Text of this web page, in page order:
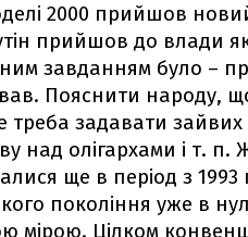
2000 прийшов
прийшов до влади як
завданням було –
Пояснити народу,
треба задавати
над олігархами і т. п.
ще в період з
покоління уже в
мірою. Цілком